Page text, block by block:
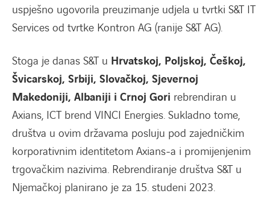
uspješno ugovorila preuzimanje udjela u tvrtki S&T IT
Services od tvrtke Kontron AG (ranije S&T AG).
Stoga je danas S&T u Hrvatskoj, Poljskoj, Češkoj,
Švicarskoj, Srbiji, Slovačkoj, Sjevernoj
Makedoniji, Albaniji i Crnoj Gori rebrendiran u
Axians, ICT brend VINCI Energies. Sukladno tome,
društva u ovim državama posluju pod zajedničkim
korporativnim identitetom Axians-a i promijenjenim
trgovačkim nazivima. Rebrendiranje društva S&T u
Njemačkoj planirano je za 15. studeni 2023.